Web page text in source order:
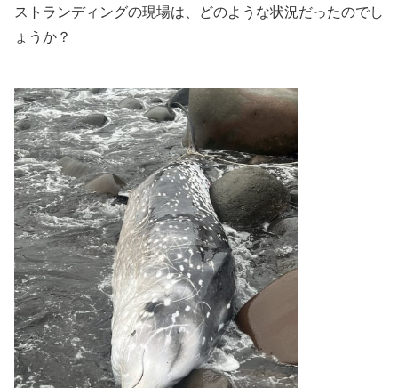
ストランディングの現場は、どのような状況だったのでし
ょうか？